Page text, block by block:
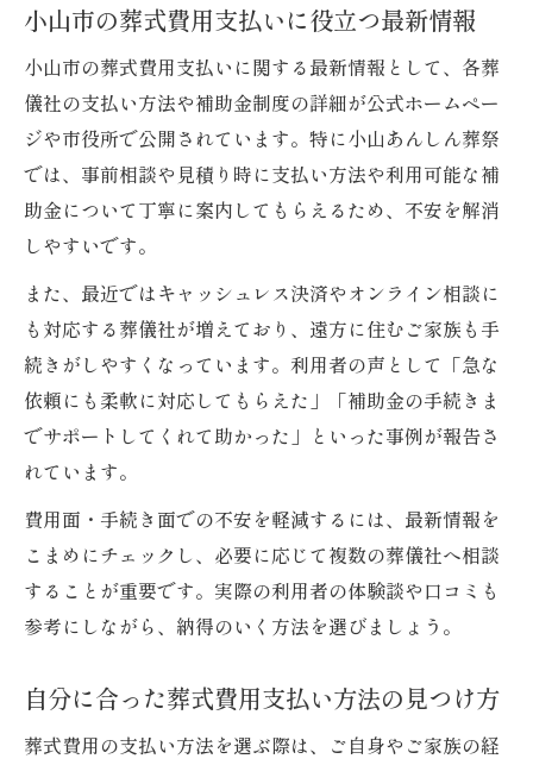
小山市の葬式費用支払いに役立つ最新情報
小山市の葬式費用支払いに関する最新情報として、各葬
儀社の支払い方法や補助金制度の詳細が公式ホームペー
ジや市役所で公開されています。特に小山あんしん葬祭
では、事前相談や見積り時に支払い方法や利用可能な補
助金について丁寧に案内してもらえるため、不安を解消
しやすいです。
また、最近ではキャッシュレス決済やオンライン相談に
も対応する葬儀社が増えており、遠方に住むご家族も手
続きがしやすくなっています。利用者の声として「急な
依頼にも柔軟に対応してもらえた」「補助金の手続きま
でサポートしてくれて助かった」といった事例が報告さ
れています。
費用面・手続き面での不安を軽減するには、最新情報を
こまめにチェックし、必要に応じて複数の葬儀社へ相談
することが重要です。実際の利用者の体験談や口コミも
参考にしながら、納得のいく方法を選びましょう。
自分に合った葬式費用支払い方法の見つけ方
葬式費用の支払い方法を選ぶ際は、ご自身やご家族の経